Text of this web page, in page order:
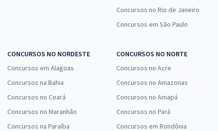
Concursos no Rio de Janeiro
Concursos em São Paulo
CONCURSOS NO NORDESTE
Concursos em Alagoas
Concursos na Bahia
Concursos no Ceará
Concursos no Maranhão
Concursos na Paraíba
CONCURSOS NO NORTE
Concursos no Acre
Concursos no Amazonas
Concursos no Amapá
Concursos no Pará
Concursos em Rondônia